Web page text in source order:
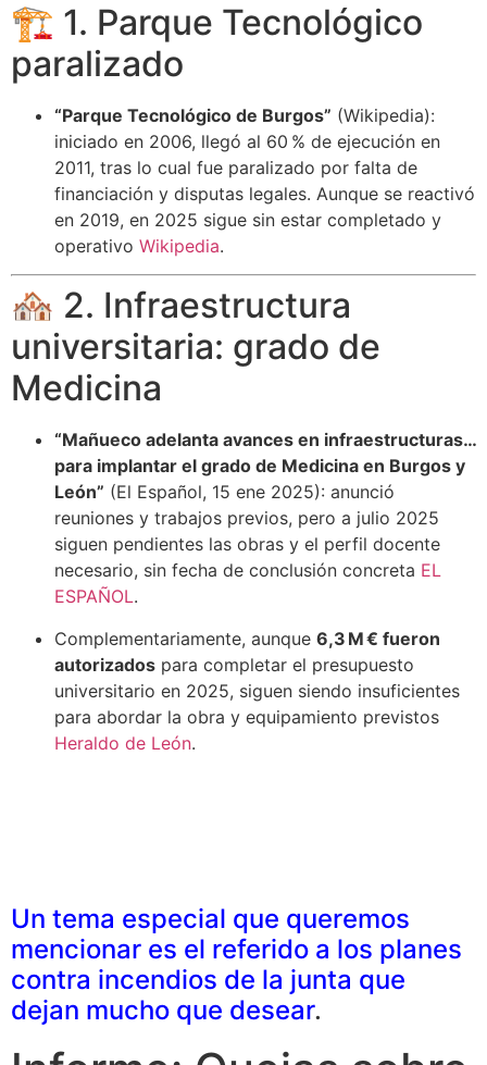
🏗️ 1. Parque Tecnológico
paralizado
“Parque Tecnológico de Burgos” (Wikipedia):
iniciado en 2006, llegó al 60 % de ejecución en
2011, tras lo cual fue paralizado por falta de
financiación y disputas legales. Aunque se reactivó
en 2019, en 2025 sigue sin estar completado y
operativo Wikipedia.
🏘️ 2. Infraestructura
universitaria: grado de
Medicina
“Mañueco adelanta avances en infraestructuras…
para implantar el grado de Medicina en Burgos y
León” (El Español, 15 ene 2025): anunció
reuniones y trabajos previos, pero a julio 2025
siguen pendientes las obras y el perfil docente
necesario, sin fecha de conclusión concreta EL
ESPAÑOL.
Complementariamente, aunque 6,3 M € fueron
autorizados para completar el presupuesto
universitario en 2025, siguen siendo insuficientes
para abordar la obra y equipamiento previstos
Heraldo de León.
Un tema especial que queremos
mencionar es el referido a los planes
contra incendios de la junta que
dejan mucho que desear.